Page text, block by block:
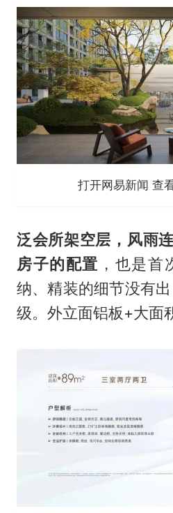
打开网易新闻 查
泛会所架空层，风雨
房子的配置 ，也是首
纳、精装的细节没有
级。外立面铝板+大面